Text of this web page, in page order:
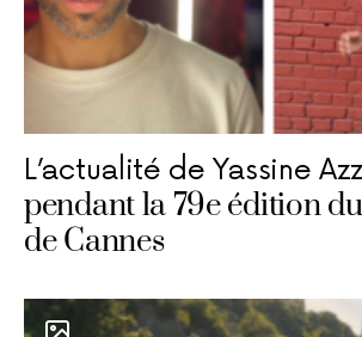
L’actualité de Yassine
pendant la 79e édition
de Cannes